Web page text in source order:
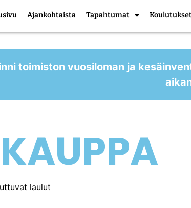
Ajankohtaista Tapahtumat
toimiston vuosiloman ja
laulut